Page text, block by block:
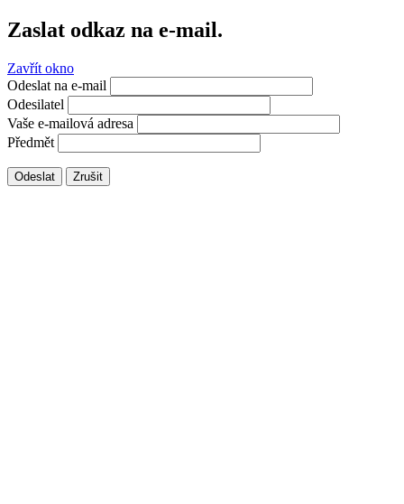
Zaslat odkaz na e-mail.
Zavřít okno
Odeslat na e-mail
Odesilatel
Vaše e-mailová adresa
Předmět
Odeslat Zrušit